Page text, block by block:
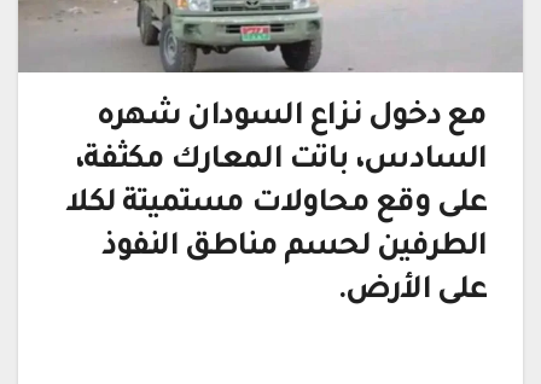
مع دخول نزاع السودان شهره
السادس، باتت المعارك مكثفة،
على وقع محاولات مستميتة لكلا
الطرفين لحسم مناطق النفوذ
على الأرض.